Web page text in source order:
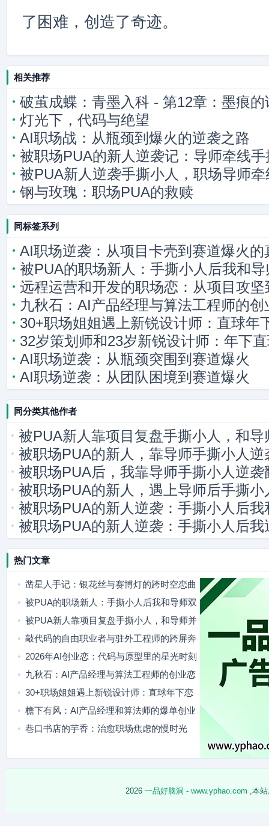
了困难，创造了奇迹。
相关推荐
破茧成蝶：青墨入科 - 第12章：墨痕的
灯光下，代码与绝望
AI职场战：从瓶颈到爆火的逆袭之路
被职场PUA的新人逆袭记：导师牵线
被PUA新人逆袭手撕小人，职场导师
钢与玫瑰：职场PUA的救赎
同标签系列
AI职场逆袭：从项目卡壳到赛道爆火的
被PUA的职场新人：手撕小人后我和
远程运营和开发的职场恋：从项目攻
九秋石：AI产品经理与算法工程师的创
30+职场姐姐遇上新锐设计师：直球年
32岁策划师和23岁新锐设计师：年下
AI职场逆袭：从瓶颈突围到赛道爆火
AI职场逆袭：从团队困境到赛道爆火
同分类其他作者
被PUA新人靠项目复盘手撕小人，和
被职场PUA的新人，靠导师手撕小人逆
被职场PUA后，我靠导师手撕小人逆袭
被职场PUA的新人，遇上导师后手撕小
被职场PUA的新人逆袭：手撕小人后
被职场PUA的新人逆袭：手撕小人后我
热门文章
凿星人手记：银花丝与赛博灯的跨时空恋曲
被PUA的职场新人：手撕小人后我和导师双
向奔赴
被PUA新人靠项目复盘手撕小人，和导师并
肩站稳脚跟
敲代码的自由职业者与驻外工程师的跨屏奔
赴
2026年AI创业恋：代码与原型里的星光时刻
九秋石：AI产品经理与算法工程师的创业恋
歌
30+职场姐姐遇上新锐设计师：直球年下恋
治愈年龄焦虑
檐下有风：AI产品经理和算法师的爆单创业
日常
巷口书店的芋香：治愈职场焦虑的慢时光
2026 一品好脑洞 - www.yphao.com ,本